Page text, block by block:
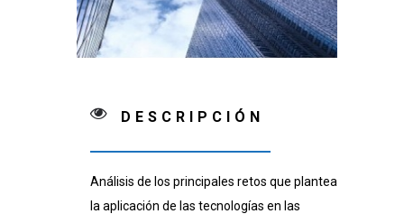
DESCRIPCIÓN
Análisis de los principales retos que plantea
la aplicación de las tecnologías en las